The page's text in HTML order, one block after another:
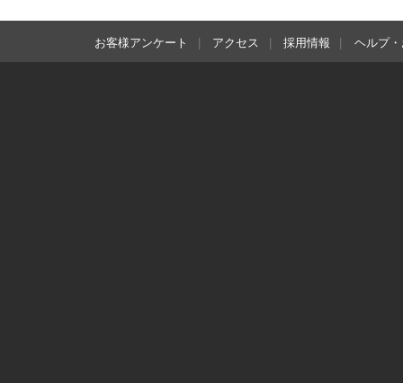
お客様アンケート アクセス 採用情報 ヘルプ